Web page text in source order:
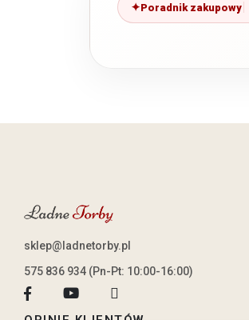
Poradnik zakupowy
sklep@ladnetorby.pl
575 836 934 (Pn-Pt: 10:00-16:00)